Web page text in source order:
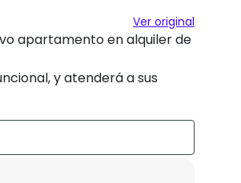
Ver original
apartamento en alquiler de
y atenderá a sus